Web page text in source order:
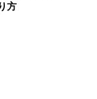
方